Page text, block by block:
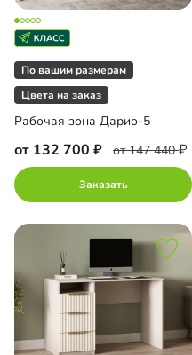
По вашим размерам
Цвета на заказ
Рабочая зона Дарио-5
от 132 700 от 147 440
Заказать